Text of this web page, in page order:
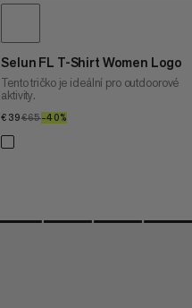
Selun FL T-Shirt Women Logo
Tento tričko je ideální pro outdoorové
aktivity.
€39€39
€65€65
–40%